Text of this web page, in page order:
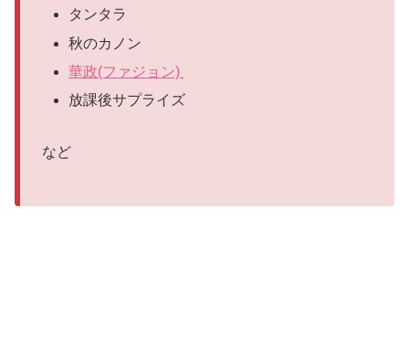
タンタラ
秋のカノン
華政(ファジョン)
放課後サプライズ
など